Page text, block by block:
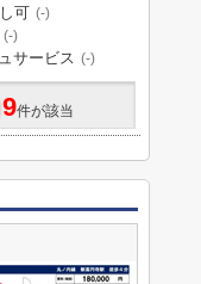
可 (-)
(-)
サービス (-)
9件が該当